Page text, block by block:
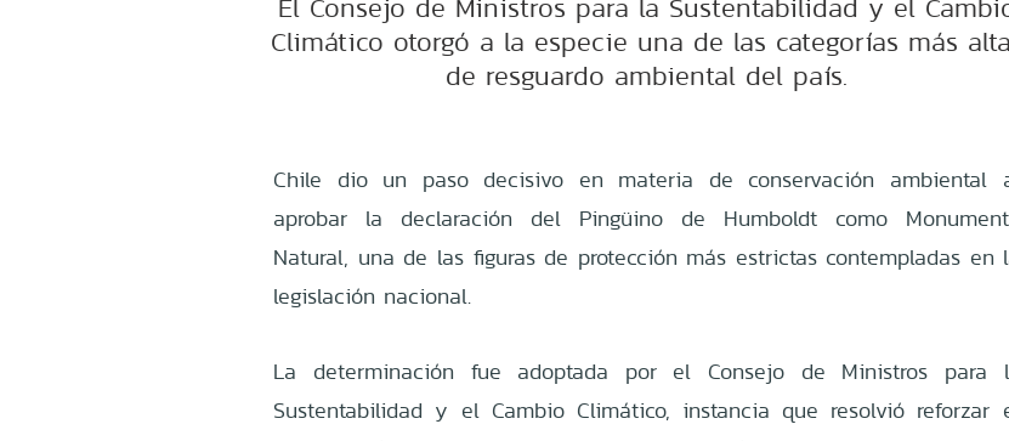
El Consejo de Ministros para la Sustentabilidad y el
Climático otorgó a la especie una de las categorías más
de resguardo ambiental del país.
Chile dio un paso decisivo en materia de conservación ambiental
aprobar la declaración del Pingüino de Humboldt como
Natural, una de las figuras de protección más estrictas contempladas en
legislación nacional.
La determinación fue adoptada por el Consejo de Ministros para
Sustentabilidad y el Cambio Climático, instancia que resolvió reforzar